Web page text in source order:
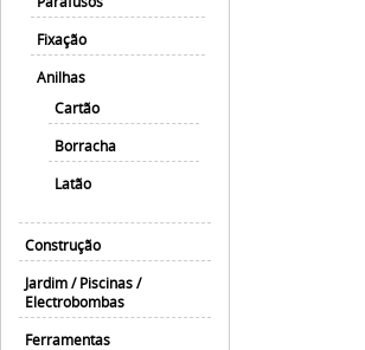
Fixação
Anilhas
Cartão
Borracha
Latão
Construção
Jardim / Piscinas /
Electrobombas
Ferramentas